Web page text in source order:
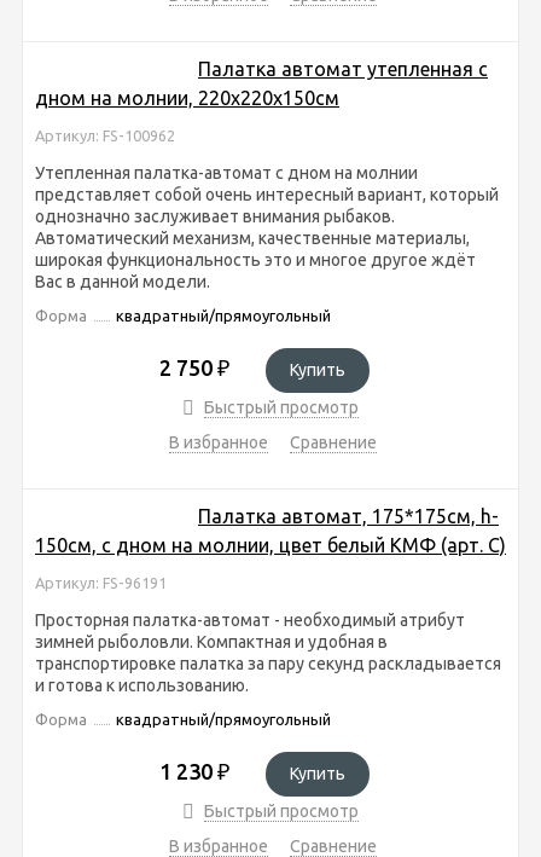
Палатка автомат утепленная с
дном на молнии, 220x220x150см
Артикул: FS-100962
Утепленная палатка-автомат с дном на молнии
представляет собой очень интересный вариант, который
однозначно заслуживает внимания рыбаков.
Автоматический механизм, качественные материалы,
широкая функциональность это и многое другое ждёт
Вас в данной модели.
Форма квадратный/прямоугольный
2 750 ₽
Купить
Быстрый просмотр
В избранное
Сравнение
Палатка автомат, 175*175см, h-
150см, с дном на молнии, цвет белый КМФ (арт. C)
Артикул: FS-96191
Просторная палатка-автомат - необходимый атрибут
зимней рыболовли. Компактная и удобная в
транспортировке палатка за пару секунд раскладывается
и готова к использованию.
Форма квадратный/прямоугольный
1 230 ₽
Купить
Быстрый просмотр
В избранное
Сравнение